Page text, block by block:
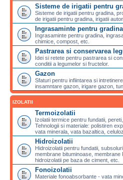
Sisteme de irigatii pentru
Sisteme de irigatii pentru gradina,
de irigatii pentru gradina, irigatii
Ingrasaminte pentru gradina
Ingrasaminte pentru gradina,
chimice, compost, etc.
Pastrarea si conservarea
Idei si retete pentru pastrarea si
conditii a legumelor si fructelor.
Gazon
Sfaturi pentru infiintarea si
insamntare gazon, irigare gazon,
IZOLATII
Termoizolatii
Izolatii termice pentru fundatii,
Tehnologii si materiale: polistiren
vata minerala, vata bazaltica,
Hidroizolatii
Hidroizolatii pentru fundatii,
membrane bituminoase, membrane
hidroizolatii pe baza de ciment, etc.
Fonoizolatii
Materiale fonoabsorbante - vata